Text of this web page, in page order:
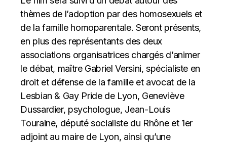
thèmes de l’adoption par des homosexuels et
de la famille homoparentale. Seront présents,
en plus des représentants des deux
associations organisatrices chargés d’animer
le débat, maître Gabriel Versini, spécialiste en
droit et défense de la famille et avocat de la
Lesbian & Gay Pride de Lyon, Geneviève
Dussardier, psychologue, Jean-Louis
Touraine, député socialiste du Rhône et 1er
adjoint au maire de Lyon, ainsi qu’une